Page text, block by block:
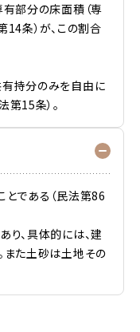
有部分の床面積（専
条）が、この割合
持分のみを自由に
15条）。
とである（民法第86
り、具体的には、建
また土砂は土地その